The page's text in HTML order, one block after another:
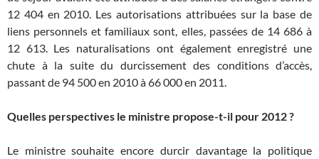
12 404 en 2010. Les autorisations attribuées sur la base de
liens personnels et familiaux sont, elles, passées de 14 686 à
12 613. Les naturalisations ont également enregistré une
chute à la suite du durcissement des conditions d’accès,
passant de 94 500 en 2010 à 66 000 en 2011.
Quelles perspectives le ministre propose-t-il pour 2012 ?
Le ministre souhaite encore durcir davantage la politique